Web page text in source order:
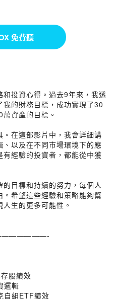
免費聽
投資心得。過去9年來，我透
的財務目標，成功實現了30
資產的目標。
在這部影片中，我會詳細講
以及在不同市場環境下的應
經驗的投資者，都能從中獲
目標和持續的努力，每個人
希望這些經驗和策略能夠幫
生的更多可能性。
股績效
邏輯
自組ETF績效